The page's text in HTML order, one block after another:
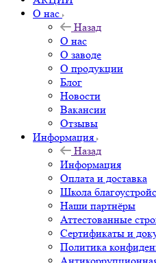
О нас
Назад
О нас
О заводе
О продукции
Блог
Новости
Вакансии
Отзывы
Информация
Назад
Информация
Оплата и доставка
Школа
Наши партнёры
Аттестованные
Сертификаты и
Политика